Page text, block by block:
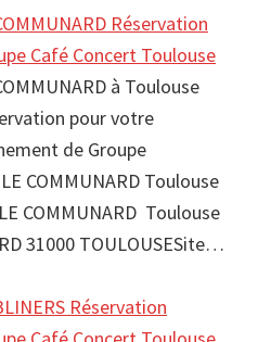
Réservation
Café Concert Toulouse
à Toulouse
pour votre
de Groupe
COMMUNARD Toulouse
COMMUNARD Toulouse
31000 TOULOUSESite…
Réservation